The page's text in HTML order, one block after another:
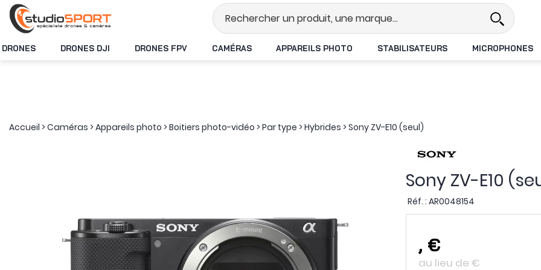
Stock en temps réel
DRONES DRONES DJI DRONES FPV CAMÉRAS APPAREILS PHOTO STABILISATEURS MICROPHONES
Accueil >Caméras >Appareils photo >Boitiers photo-vidéo >Par type >Hybrides >Sony ZV-E10 (seul)
Sony ZV-E10
Réf. : AR0048154
, €
au lieu de €